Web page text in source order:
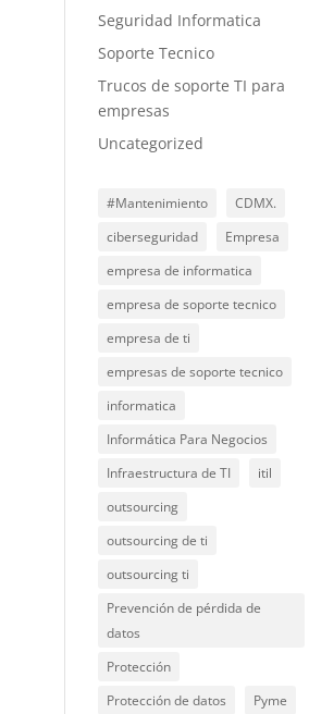
Seguridad Informatica
Soporte Tecnico
Trucos de soporte TI para
empresas
Uncategorized
#Mantenimiento
CDMX.
ciberseguridad
Empresa
empresa de informatica
empresa de soporte tecnico
empresa de ti
empresas de soporte tecnico
informatica
Informática Para Negocios
Infraestructura de TI
itil
outsourcing
outsourcing de ti
outsourcing ti
Prevención de pérdida de
datos
Protección
Protección de datos
Pyme